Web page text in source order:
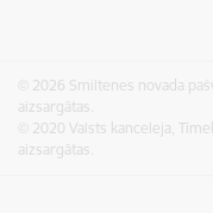
© 2026 Smiltenes novada
aizsargātas.
© 2020 Valsts kanceleja,
aizsargātas.